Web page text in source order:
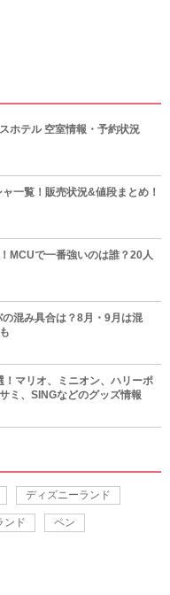
ホテル 空室情報・予約状況
一覧！販売状況&値段まとめ！
MCUで一番強いのは誰？20人
混み具合は？8月・9月は混
！マリオ、ミニオン、ハリーポ
ミ、SINGなどのグッズ情報
ディズニーランド
ンド ペン